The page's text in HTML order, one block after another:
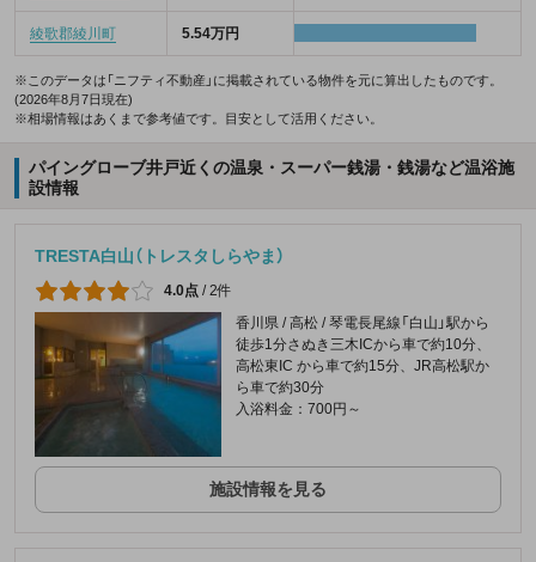
綾歌郡綾川町 5.54万円
※このデータは「ニフティ不動産」に掲載されている物件を元に算出したものです。
(2026年8月7日現在)
※相場情報はあくまで参考値です。目安として活用ください。
パイングローブ井戸近くの温泉・スーパー銭湯・銭湯など温浴施
設情報
TRESTA白山（トレスタしらやま）
4.0点 /2件
香川県 / 高松 / 琴電長尾線「白山」駅から
徒歩1分さぬき三木ICから車で約10分、
高松東IC から車で約15分、JR高松駅か
ら車で約30分
入浴料金：700円～
施設情報を見る